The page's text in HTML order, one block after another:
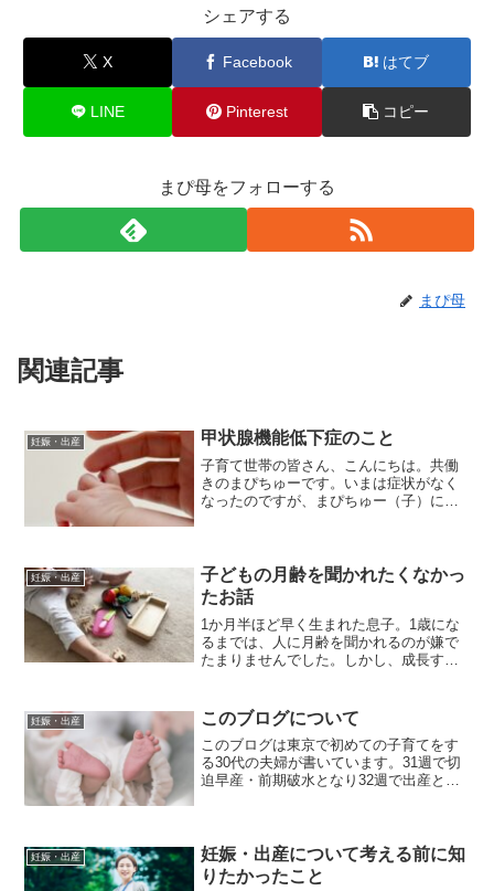
シェアする
X Facebook はてブ
LINE Pinterest コピー
まぴ母をフォローする
まぴ母
関連記事
妊娠・出産 甲状腺機能低下症のこと
子育て世帯の皆さん、こんにちは。共働
きのまぴちゅーです。いまは症状がなく
なったのですが、まぴちゅー（子）には
関する情報は専門家による...
妊娠・出産
子どもの月齢を聞かれたくなかっ
たお話
1か月半ほど早く生まれた息子。1歳にな
るまでは、人に月齢を聞かれるのが嫌で
たまりませんでした。しかし、成長する
が子の月齢を言えるようになりました。
そんな心の変化や、早産児の成長につい
て書きました。
妊娠・出産 このブログについて
このブログは東京で初めての子育てをす
る30代の夫婦が書いています。31週で切
迫早産・前期破水となり32週で出産とな
妊娠・出産
妊娠・出産について考える前に知
りたかったこと